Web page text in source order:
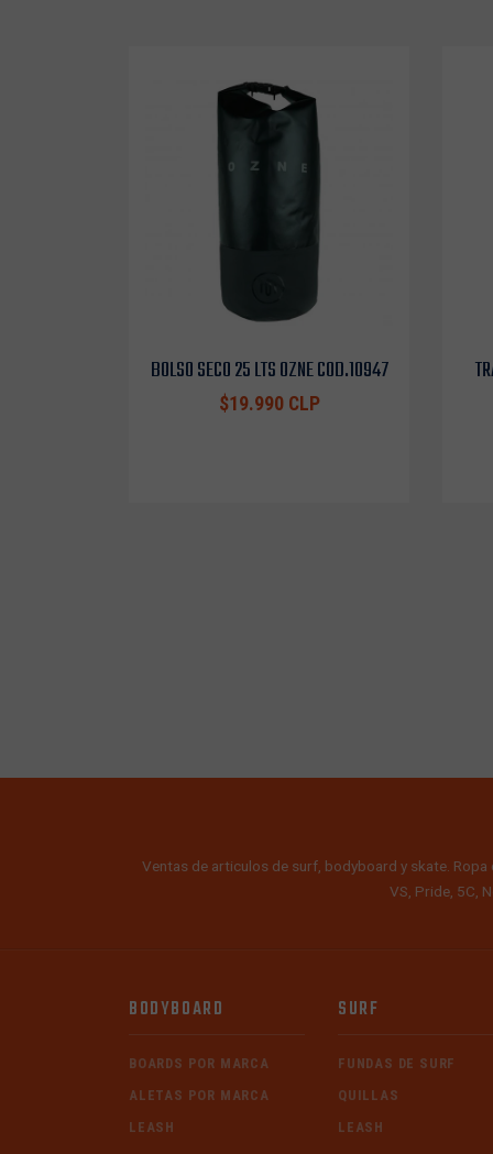
BOLSO SECO 25 LTS OZNE COD.10947
$19.990 CLP
Ventas de articulos de surf, bodyboard y skate. Ropa
VS, Pride, 5C,
BODYBOARD
BOARDS POR MARCA
ALETAS POR MARCA
LEASH
SURF
FUNDAS DE SURF
QUILLAS
LEASH